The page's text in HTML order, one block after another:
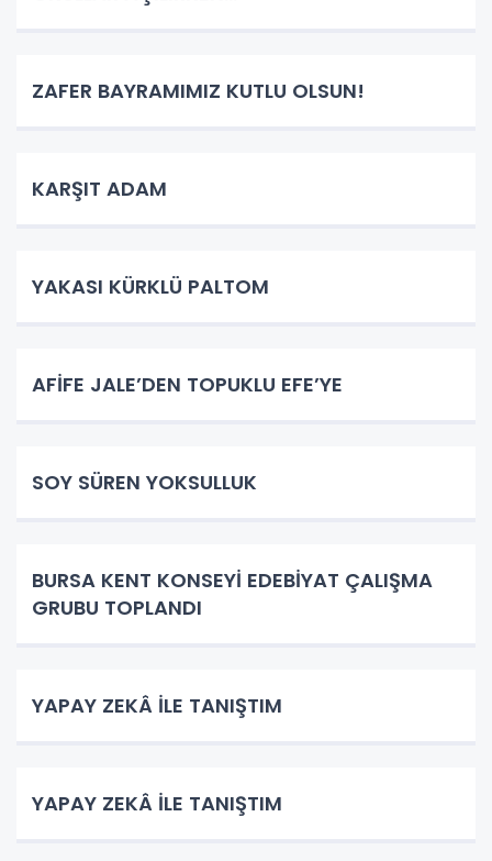
ZAFER BAYRAMIMIZ KUTLU OLSUN!
KARŞIT ADAM
YAKASI KÜRKLÜ PALTOM
AFİFE JALE’DEN TOPUKLU EFE’YE
SOY SÜREN YOKSULLUK
BURSA KENT KONSEYİ EDEBİYAT ÇALIŞMA
GRUBU TOPLANDI
YAPAY ZEKÂ İLE TANIŞTIM
YAPAY ZEKÂ İLE TANIŞTIM